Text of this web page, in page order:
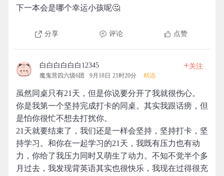
下一本会是哪个幸运小孩呢🤔
分享 评论 点赞
白白白白白白12345
魔鬼营四六级6团 9月18日 21时20分 精选
+关注
虽然同桌只有21天，但是你说要分开了我就很伤心。
你是我第一个坚持完成打卡的同桌。其实我跟话痨，但
是怕你很忙不想去打扰你。
21天就要结束了，我们还是一样会坚持，坚持打卡，坚
持学习。和你在一起学习的21天，我既有压力也有动
力，你给了我压力同时又萌生了动力。不知不觉半个多
月过去，我发现背英语其实也很快乐，我现在过得很充